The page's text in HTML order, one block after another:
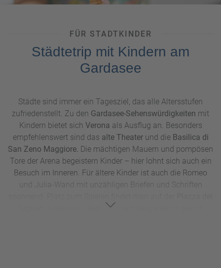
im Voraus.
FÜR STADTKINDER
Städtetrip mit Kindern am
Gardasee
Städte sind immer ein Tagesziel, das alle Altersstufen
zufriedenstellt. Zu den Gardasee-Sehenswürdigkeiten mit
Kindern bietet sich Verona als Ausflug an. Besonders
empfehlenswert sind das alte Theater und die Basilica di
San Zeno Maggiore. Die mächtigen Mauern und pompösen
Tore der Arena begeistern Kinder – hier lohnt sich auch ein
Besuch im Inneren. Für ältere Kinder ist auch die Romeo
und Julia-Wand mit unzähligen Briefen und Schriften
in Verona – hier darf nach Herzenslust getobt